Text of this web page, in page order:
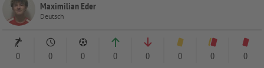
Maximilian Eder
Deutsch
0 0 0 0 0 0 0 0